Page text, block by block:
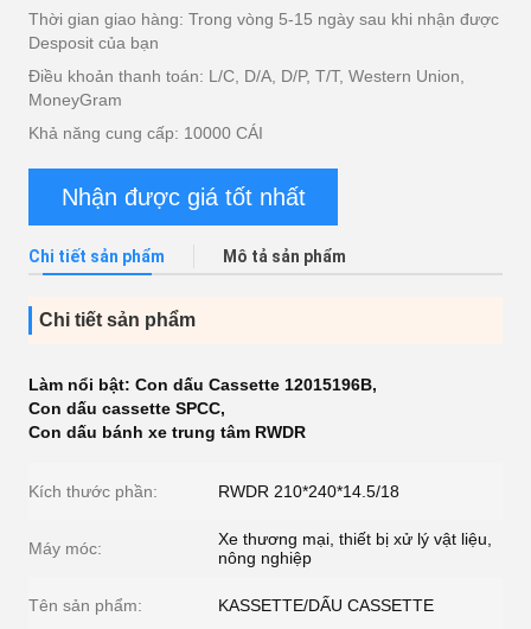
Thời gian giao hàng: Trong vòng 5-15 ngày sau khi nhận được
Desposit của bạn
Điều khoản thanh toán: L/C, D/A, D/P, T/T, Western Union,
MoneyGram
Khả năng cung cấp: 10000 CÁI
Nhận được giá tốt nhất
Chi tiết sản phẩm Mô tả sản phẩm
Chi tiết sản phẩm
Làm nổi bật: Con dấu Cassette 12015196B,
Con dấu cassette SPCC,
Con dấu bánh xe trung tâm RWDR
Kích thước phần: RWDR 210*240*14.5/18
Máy móc:
Xe thương mại, thiết bị xử lý vật liệu,
nông nghiệp
Tên sản phẩm: KASSETTE/DẤU CASSETTE